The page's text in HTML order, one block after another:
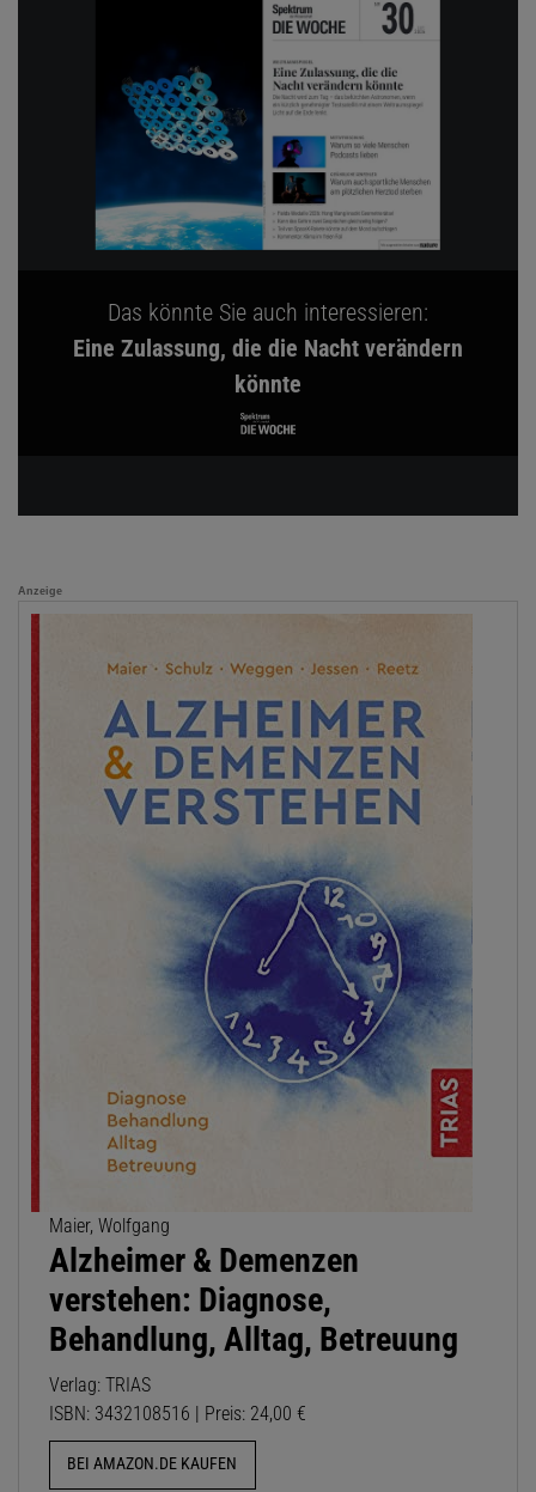
Das könnte Sie auch interessieren:
Eine Zulassung, die die Nacht verändern
könnte
Anzeige
Maier, Wolfgang
Alzheimer & Demenzen
verstehen: Diagnose,
Behandlung, Alltag, Betreuung
Verlag: TRIAS
ISBN: 3432108516 | Preis: 24,00 €
BEI AMAZON.DE KAUFEN